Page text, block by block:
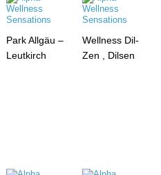
Park Allgäu –
Leutkirch
Wellness Dil-
Zen , Dilsen